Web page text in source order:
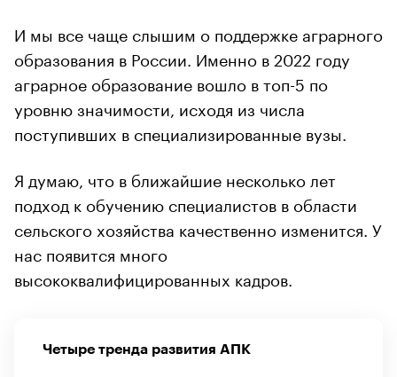
И мы все чаще слышим о поддержке аграрного
образования в России. Именно в 2022 году
аграрное образование вошло в топ-5 по
уровню значимости, исходя из числа
поступивших в специализированные вузы.
Я думаю, что в ближайшие несколько лет
подход к обучению специалистов в области
сельского хозяйства качественно изменится. У
нас появится много
высококвалифицированных кадров.
Четыре тренда развития АПК